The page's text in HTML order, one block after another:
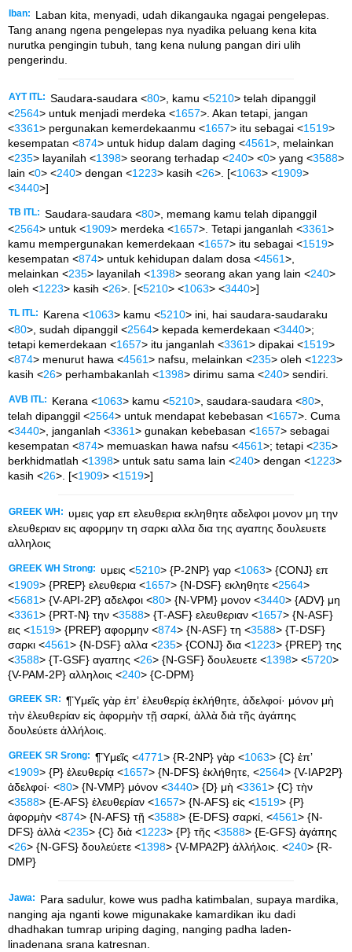
Iban:
Laban kita, menyadi, udah dikangauka ngagai pengelepas.
Tang anang ngena pengelepas nya nyadika peluang kena kita
nurutka pengingin tubuh, tang kena nulung pangan diri ulih
pengerindu.
AYT ITL: Saudara-saudara <80>, kamu <5210> telah dipanggil
<2564> untuk menjadi merdeka <1657>. Akan tetapi, jangan
<3361> pergunakan kemerdekaanmu <1657> itu sebagai <1519>
kesempatan <874> untuk hidup dalam daging <4561>, melainkan
<235> layanilah <1398> seorang terhadap <240> <0> yang <3588>
lain <0> <240> dengan <1223> kasih <26>. [<1063> <1909>
<3440>]
TB ITL: Saudara-saudara <80>, memang kamu telah dipanggil
<2564> untuk <1909> merdeka <1657>. Tetapi janganlah <3361>
kamu mempergunakan kemerdekaan <1657> itu sebagai <1519>
kesempatan <874> untuk kehidupan dalam dosa <4561>,
melainkan <235> layanilah <1398> seorang akan yang lain <240>
oleh <1223> kasih <26>. [<5210> <1063> <3440>]
TL ITL: Karena <1063> kamu <5210> ini, hai saudara-saudaraku
<80>, sudah dipanggil <2564> kepada kemerdekaan <3440>;
tetapi kemerdekaan <1657> itu janganlah <3361> dipakai <1519>
<874> menurut hawa <4561> nafsu, melainkan <235> oleh <1223>
kasih <26> perhambakanlah <1398> dirimu sama <240> sendiri.
AVB ITL: Kerana <1063> kamu <5210>, saudara-saudara <80>,
telah dipanggil <2564> untuk mendapat kebebasan <1657>. Cuma
<3440>, janganlah <3361> gunakan kebebasan <1657> sebagai
kesempatan <874> memuaskan hawa nafsu <4561>; tetapi <235>
berkhidmatlah <1398> untuk satu sama lain <240> dengan <1223>
kasih <26>. [<1909> <1519>]
GREEK WH: υμεις γαρ επ ελευθερια εκληθητε αδελφοι μονον μη την
ελευθεριαν εις αφορμην τη σαρκι αλλα δια της αγαπης δουλευετε
αλληλοις
GREEK WH Strong: υμεις <5210> {P-2NP} γαρ <1063> {CONJ} επ
<1909> {PREP} ελευθερια <1657> {N-DSF} εκληθητε <2564>
<5681> {V-API-2P} αδελφοι <80> {N-VPM} μονον <3440> {ADV} μη
<3361> {PRT-N} την <3588> {T-ASF} ελευθεριαν <1657> {N-ASF}
εις <1519> {PREP} αφορμην <874> {N-ASF} τη <3588> {T-DSF}
σαρκι <4561> {N-DSF} αλλα <235> {CONJ} δια <1223> {PREP} της
<3588> {T-GSF} αγαπης <26> {N-GSF} δουλευετε <1398> <5720>
{V-PAM-2P} αλληλοις <240> {C-DPM}
GREEK SR: ¶Ὑμεῖς γὰρ ἐπʼ ἐλευθερίᾳ ἐκλήθητε, ἀδελφοί· μόνον μὴ
τὴν ἐλευθερίαν εἰς ἀφορμὴν τῇ σαρκί, ἀλλὰ διὰ τῆς ἀγάπης
δουλεύετε ἀλλήλοις.
GREEK SR Srong: ¶Ὑμεῖς <4771> {R-2NP} γὰρ <1063> {C} ἐπʼ
<1909> {P} ἐλευθερίᾳ <1657> {N-DFS} ἐκλήθητε, <2564> {V-IAP2P}
ἀδελφοί· <80> {N-VMP} μόνον <3440> {D} μὴ <3361> {C} τὴν
<3588> {E-AFS} ἐλευθερίαν <1657> {N-AFS} εἰς <1519> {P}
ἀφορμὴν <874> {N-AFS} τῇ <3588> {E-DFS} σαρκί, <4561> {N-
DFS} ἀλλὰ <235> {C} διὰ <1223> {P} τῆς <3588> {E-GFS} ἀγάπης
<26> {N-GFS} δουλεύετε <1398> {V-MPA2P} ἀλλήλοις. <240> {R-
DMP}
Jawa:
Para sadulur, kowe wus padha katimbalan, supaya mardika,
nanging aja nganti kowe migunakake kamardikan iku dadi
dhadhakan tumrap uriping daging, nanging padha laden-
linadenana srana katresnan.